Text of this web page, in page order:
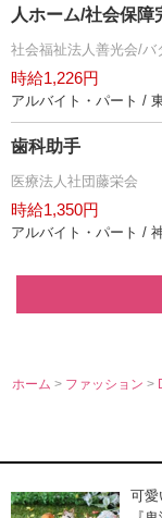
人ホーム/社会保障
社会福祉法人善光会/バ
時給1,226円
アルバイト・パート /
歯科助手
医療法人社団藤栄会
時給1,350円
アルバイト・パート /
ホーム > ファッション>
可愛